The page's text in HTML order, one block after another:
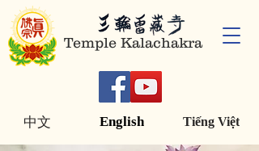
Temple Kalachakra
English Tiếng Việt
中文